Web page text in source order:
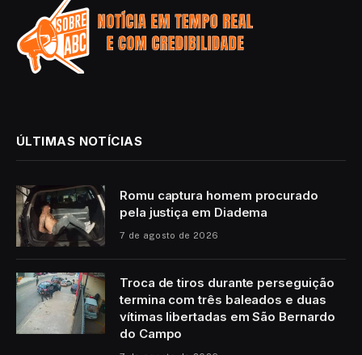
ÚLTIMAS NOTÍCIAS
Romu captura homem procurado
pela justiça em Diadema
7 de agosto de 2026
Troca de tiros durante perseguição
termina com três baleados e duas
vítimas libertadas em São Bernardo
do Campo